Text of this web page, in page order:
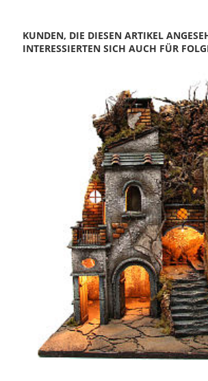
KUNDEN, DIE DIESEN ARTIKEL
INTERESSIERTEN SICH AUCH FÜR